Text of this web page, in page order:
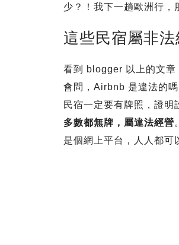
少？！我下一趟歐洲行
這些民宿屬非法
看到 blogger 以上的文章
會問，Airbnb 是違法的
民宿一定要有牌照，證明
多數都無牌，屬違法經營
是個網上平台，人人都可